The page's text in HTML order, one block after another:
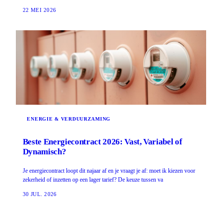
22 MEI 2026
ENERGIE & VERDUURZAMING
Beste Energiecontract 2026: Vast, Variabel of
Dynamisch?
Je energiecontract loopt dit najaar af en je vraagt je af: moet ik kiezen voor
zekerheid of inzetten op een lager tarief? De keuze tussen va
30 JUL. 2026